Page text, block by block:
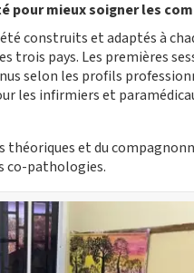
pour mieux soigner les
construits et adaptés à
pays. Les premières
selon les profils
les infirmiers et
théoriques et du
co-pathologies.